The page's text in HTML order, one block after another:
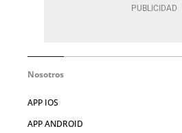
Nosotros
APP IOS
APP ANDROID